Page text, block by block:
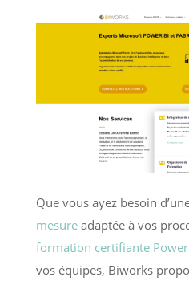
Que vous ayez besoin
mesureadaptée à vos
formation certifiante
vos équipes, Biworks